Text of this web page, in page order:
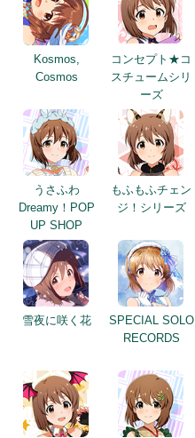
Kosmos,
Cosmos
コンセプト★コ
スチュームシリ
ーズ
うさふわ
Dreamy！POP
UP SHOP
もふもふチェン
ジ！シリーズ
雪夜に咲く花
SPECIAL SOLO
RECORDS